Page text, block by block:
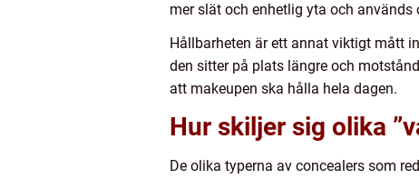
mer slät och enhetlig yta och
Hållbarheten är ett annat viktigt mått
den sitter på plats längre och
att makeupen ska hålla hela dagen.
Hur skiljer sig olika
De olika typerna av concealers som